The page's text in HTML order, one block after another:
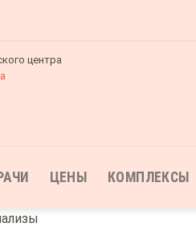
центра
ЦЕНЫ КОМПЛЕКСЫ